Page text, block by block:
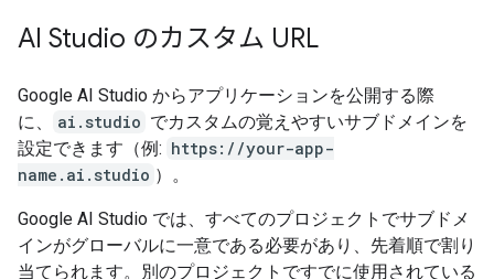
AI Studio のカスタム URL
Google AI Studio からアプリケーションを公開する際
に、
ai.studio でカスタムの覚えやすいサブドメインを
設定できます（例: https://your-app-
name.ai.studio ）。
Google AI Studio では、すべてのプロジェクトでサブドメ
インがグローバルに一意である必要があり、先着順で割り
当てられます。別のプロジェクトですでに使用されている